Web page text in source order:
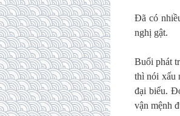
Đã có
nghị gật.
Buổi phát
thì nói xấu
đại biểu.
vận mệnh